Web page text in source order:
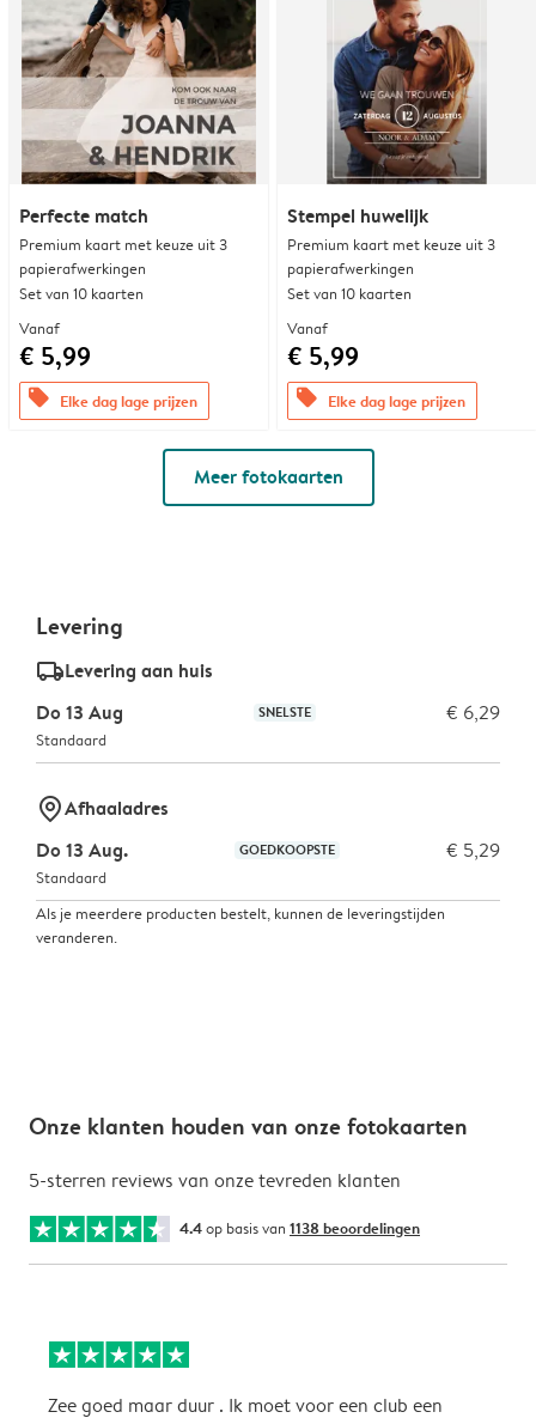
Perfecte match
Premium kaart met keuze uit 3
papierafwerkingen
Set van 10 kaarten
Vanaf
€ 5,99
offers Elke dag lage prijzen
Stempel huwelijk
Premium kaart met keuze uit 3
papierafwerkingen
Set van 10 kaarten
Vanaf
€ 5,99
offers Elke dag lage prijzen
Meer fotokaarten
Levering
delivery_standard_v2Levering aan huis
Do 13 Aug
SNELSTE € 6,29
Standaard
marker-pinAfhaaladres
Do 13 Aug.
GOEDKOOPSTE € 5,29
Standaard
Als je meerdere producten bestelt, kunnen de leveringstijden
veranderen.
Onze klanten houden van onze fotokaarten
5-sterren reviews van onze tevreden klanten
4.4op basis van 1138 beoordelingen
Zee goed maar duur . Ik moet voor een club een